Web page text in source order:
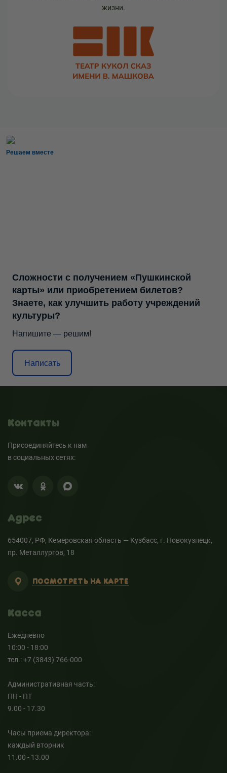
жизни.
Решаем вместе
Сложности с получением «Пушкинской
карты» или приобретением билетов?
Знаете, как улучшить работу учреждений
культуры?
Напишите — решим!
Написать
Контакты
Присоединяйтесь к нам
в социальных сетях:
Адрес
654007, РФ, Кемеровская область — Кузбасс, г. Новокузнецк,
пр. Металлургов, 18
ПОСМОТРЕТЬ НА КАРТЕ
Касса
Ежедневно
10:00 - 18:00
тел.: +7 (3843) 766-000
Административная часть:
ПН - ПТ
9.00 - 17.30
Часы приема директора:
каждый вторник
11.00 - 13.00